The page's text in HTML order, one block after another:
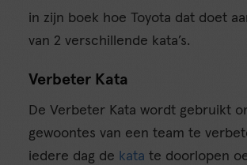
in zijn boek hoe Toyota dat doet
van 2 verschillende kata’s.
Verbeter Kata
De Verbeter Kata wordt gebruikt
gewoontes van een team te
iedere dag de kata te doorlopen